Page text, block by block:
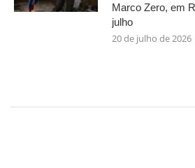
Marco Zero, em
julho
20 de julho de 2026